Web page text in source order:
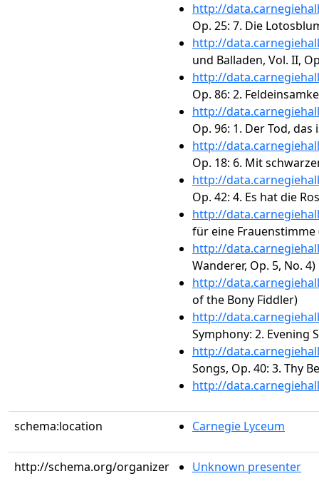
http://
Op. 25: 7. Die
http://
und Balladen, Vol. II,
http://
Op. 86: 2.
http://
Op. 96: 1. Der Tod,
http://
Op. 18: 6. Mit
http://
Op. 42: 4. Es hat die
http://
für eine Frauenstimme
http://
Wanderer, Op. 5, No. 4)
http://
of the Bony Fiddler)
http://
Symphony: 2. Evening
http://
Songs, Op. 40: 3. Thy
http://
schema:location Carnegie Lyceum
http://schema.org/organizer Unknown presenter